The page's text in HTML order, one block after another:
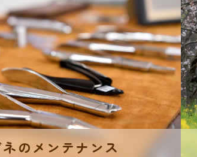
のメンテナンス